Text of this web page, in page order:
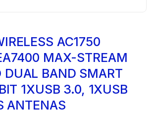
AC1750
MAX-STREAM
BAND SMART
1XUSB 3.0, 1XUSB
ANTENAS